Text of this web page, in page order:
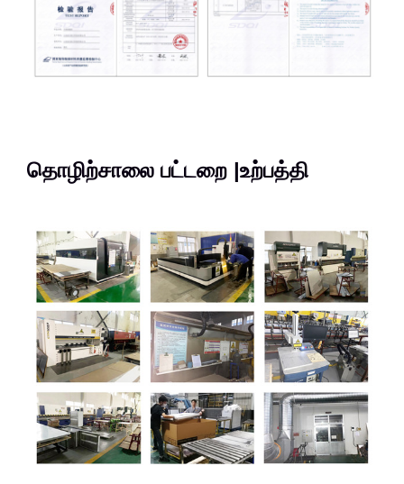
தொழிற்சாலை பட்டறை |உற்பத்தி